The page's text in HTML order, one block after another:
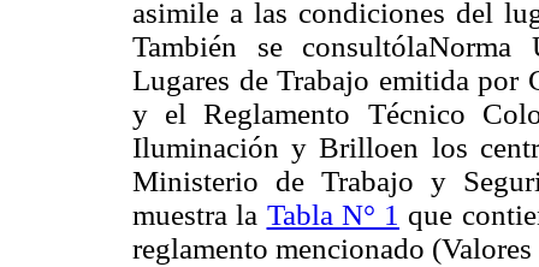
asimile a las condiciones del
También se
Lugares de Trabajo emitida por
y el Reglamento Técnico
Iluminación y Brilloen los
Ministerio de Trabajo y
muestra la Tabla N° 1 que
reglamento mencionado